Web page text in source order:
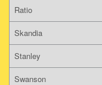
Ratio
Skandia
Stanley
Swanson